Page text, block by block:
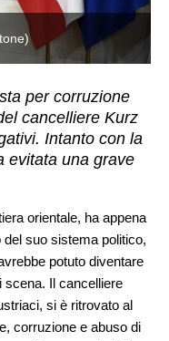
per corruzione
cancelliere Kurz
Intanto con la
evitata una grave
orientale, ha appena
suo sistema politico,
potuto diventare
scena. Il cancelliere
si è ritrovato al
corruzione e abuso di